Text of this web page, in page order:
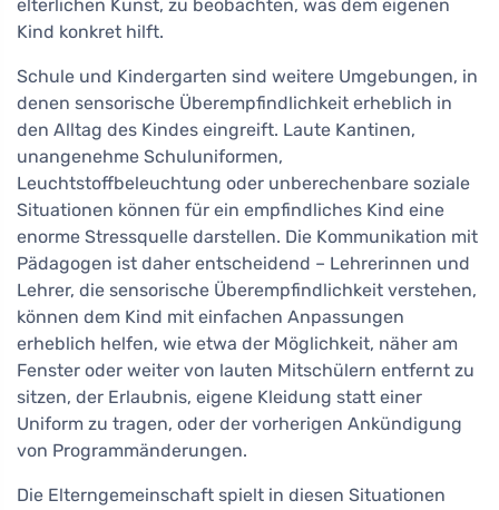
elterlichen Kunst, zu beobachten, was dem eigenen
Kind konkret hilft.
Schule und Kindergarten sind weitere Umgebungen, in
denen sensorische Überempfindlichkeit erheblich in
den Alltag des Kindes eingreift. Laute Kantinen,
unangenehme Schuluniformen,
Leuchtstoffbeleuchtung oder unberechenbare soziale
Situationen können für ein empfindliches Kind eine
enorme Stressquelle darstellen. Die Kommunikation mit
Pädagogen ist daher entscheidend – Lehrerinnen und
Lehrer, die sensorische Überempfindlichkeit verstehen,
können dem Kind mit einfachen Anpassungen
erheblich helfen, wie etwa der Möglichkeit, näher am
Fenster oder weiter von lauten Mitschülern entfernt zu
sitzen, der Erlaubnis, eigene Kleidung statt einer
Uniform zu tragen, oder der vorherigen Ankündigung
von Programmänderungen.
Die Elterngemeinschaft spielt in diesen Situationen